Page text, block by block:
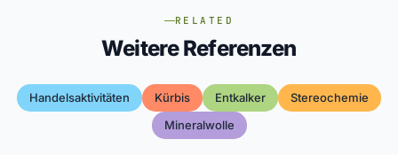
RELATED
Weitere Referenzen
Handelsaktivitäten Kürbis Entkalker
Stereochemie
Mineralwolle